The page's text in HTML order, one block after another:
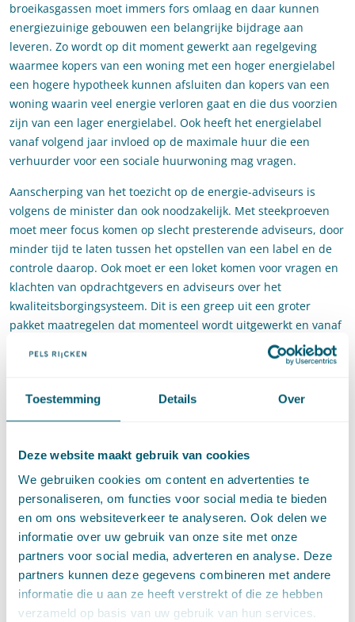
Toestemming Details Over
Deze website maakt gebruik van cookies
We gebruiken cookies om content en advertenties te
personaliseren, om functies voor social media te bieden
en om ons websiteverkeer te analyseren. Ook delen we
informatie over uw gebruik van onze site met onze
partners voor social media, adverteren en analyse. Deze
partners kunnen deze gegevens combineren met andere
informatie die u aan ze heeft verstrekt of die ze hebben
verzameld op basis van uw gebruik van hun services.
broeikasgassen moet immers fors omlaag en daar kunnen
energiezuinige gebouwen een belangrijke bijdrage aan
leveren. Zo wordt op dit moment gewerkt aan regelgeving
waarmee kopers van een woning met een hoger energielabel
een hogere hypotheek kunnen afsluiten dan kopers van een
woning waarin veel energie verloren gaat en die dus voorzien
zijn van een lager energielabel. Ook heeft het energielabel
vanaf volgend jaar invloed op de maximale huur die een
verhuurder voor een sociale huurwoning mag vragen.
Aanscherping van het toezicht op de energie-adviseurs is
volgens de minister dan ook noodzakelijk. Met steekproeven
moet meer focus komen op slecht presterende adviseurs, door
minder tijd te laten tussen het opstellen van een label en de
controle daarop. Ook moet er een loket komen voor vragen en
klachten van opdrachtgevers en adviseurs over het
kwaliteitsborgingsysteem. Dit is een greep uit een groter
pakket maatregelen dat momenteel wordt uitgewerkt en vanaf
beoordelingsrichtlijn BRL9500: de richtlijn die is ontwikkeld om
waarborgen.
recreatiewoningen
In de verzamelbrief verheldert minister De Jonge
(Volkshuisvesting) dat de energielabelplicht ook geldt voor
recreatiewoningen die hij aanduidt als woningen die minder
dan vier maanden per jaar worden gebruikt. Op dit moment
vallen veel recreatiewoningen wel onder de energielabelplicht,
maar hebben ze nog geen geregistreerd energielabel. Het
hanteren van een uitzondering voor dit type woningen zou in